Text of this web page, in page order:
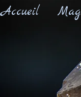
Accueil